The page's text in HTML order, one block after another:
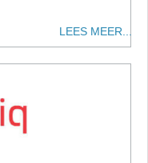
LEES MEER...